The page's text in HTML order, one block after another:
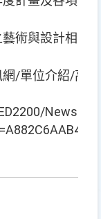
術與設計相
/單位介紹/高